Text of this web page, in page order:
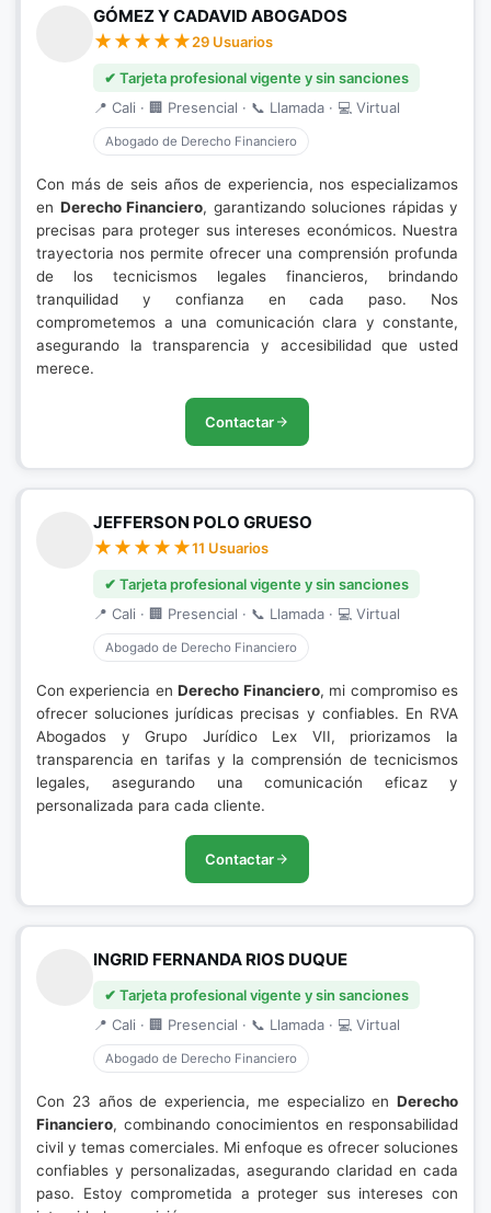
GÓMEZ Y CADAVID ABOGADOS
29 Usuarios
✔ Tarjeta profesional vigente y sin sanciones
📍 Cali · 🏢 Presencial · 📞 Llamada · 💻 Virtual
Abogado de Derecho Financiero
Con más de seis años de experiencia, nos especializamos
en Derecho Financiero, garantizando soluciones rápidas y
precisas para proteger sus intereses económicos. Nuestra
trayectoria nos permite ofrecer una comprensión profunda
de los tecnicismos legales financieros, brindando
tranquilidad y confianza en cada paso. Nos
comprometemos a una comunicación clara y constante,
asegurando la transparencia y accesibilidad que usted
merece.
Contactar
JEFFERSON POLO GRUESO
11 Usuarios
✔ Tarjeta profesional vigente y sin sanciones
📍 Cali · 🏢 Presencial · 📞 Llamada · 💻 Virtual
Abogado de Derecho Financiero
Con experiencia enDerecho Financiero, mi compromiso es
ofrecer soluciones jurídicas precisas y confiables. En RVA
Abogados y Grupo Jurídico Lex VII, priorizamos la
transparencia en tarifas y la comprensión de tecnicismos
legales, asegurando una comunicación eficaz y
personalizada para cada cliente.
Contactar
INGRID FERNANDA RIOS DUQUE
✔ Tarjeta profesional vigente y sin sanciones
📍 Cali · 🏢 Presencial · 📞 Llamada · 💻 Virtual
Abogado de Derecho Financiero
Con 23 años de experiencia, me especializo en Derecho
Financiero, combinando conocimientos en responsabilidad
civil y temas comerciales. Mi enfoque es ofrecer soluciones
confiables y personalizadas, asegurando claridad en cada
paso. Estoy comprometida a proteger sus intereses con